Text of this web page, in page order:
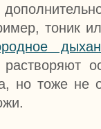
тоник
но тоже не